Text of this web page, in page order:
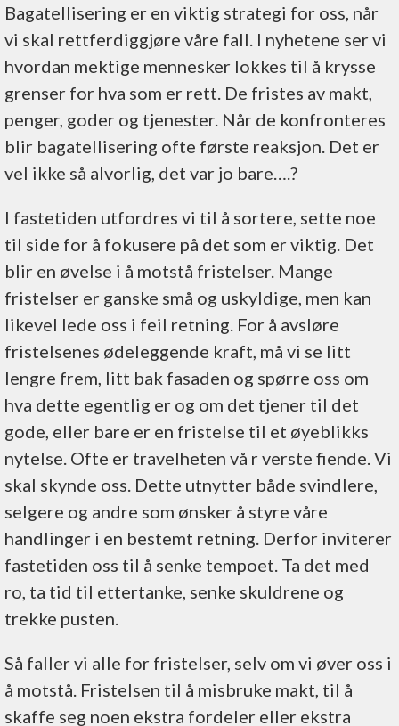
Bagatellisering er en viktig strategi for oss, når
vi skal rettferdiggjøre våre fall. I nyhetene ser vi
hvordan mektige mennesker lokkes til å krysse
grenser for hva som er rett. De fristes av makt,
penger, goder og tjenester. Når de konfronteres
blir bagatellisering ofte første reaksjon. Det er
vel ikke så alvorlig, det var jo bare….?
I fastetiden utfordres vi til å sortere, sette noe
til side for å fokusere på det som er viktig. Det
blir en øvelse i å motstå fristelser. Mange
fristelser er ganske små og uskyldige, men kan
likevel lede oss i feil retning. For å avsløre
fristelsenes ødeleggende kraft, må vi se litt
lengre frem, litt bak fasaden og spørre oss om
hva dette egentlig er og om det tjener til det
gode, eller bare er en fristelse til et øyeblikks
nytelse. Ofte er travelheten vå r verste fiende. Vi
skal skynde oss. Dette utnytter både svindlere,
selgere og andre som ønsker å styre våre
handlinger i en bestemt retning. Derfor inviterer
fastetiden oss til å senke tempoet. Ta det med
ro, ta tid til ettertanke, senke skuldrene og
trekke pusten.
Så faller vi alle for fristelser, selv om vi øver oss i
å motstå. Fristelsen til å misbruke makt, til å
skaffe seg noen ekstra fordeler eller ekstra